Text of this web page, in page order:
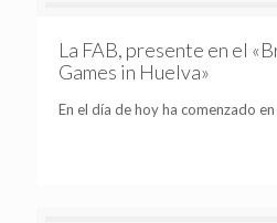
La FAB, presente en el
Games in Huelva»
En el día de hoy ha comenzado